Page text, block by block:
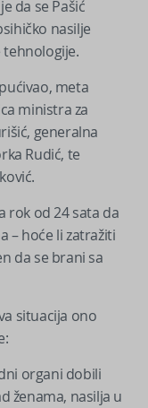
da se Pašić
nasilje
meta
ministra za
generalna
Rudić, te
rok od 24 sata da
– hoće li zatražiti
da se brani sa
situacija ono
organi dobili
ženama, nasilja u